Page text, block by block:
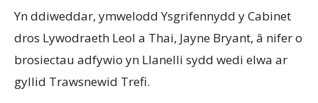
Yn ddiweddar, ymwelodd Ysgrifennydd y Cabinet
dros Lywodraeth Leol a Thai, Jayne Bryant, â nifer o
brosiectau adfywio yn Llanelli sydd wedi elwa ar
gyllid Trawsnewid Trefi.